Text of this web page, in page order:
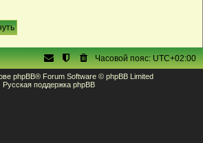
Часовой пояс:UTC+02:00
phpBB® Forum Software © phpBB Limited
Русская поддержка phpBB